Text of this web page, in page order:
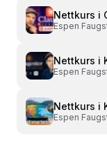
Nettkurs i
Espen
Nettkurs i
Espen
Nettkurs i
Espen